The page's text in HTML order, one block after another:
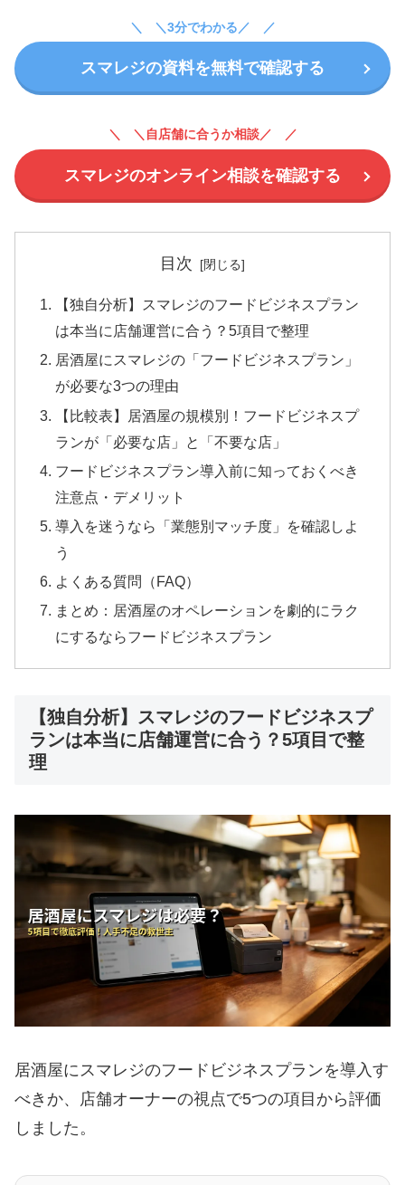
＼3分でわかる／
スマレジの資料を無料で確認する
＼自店舗に合うか相談／
スマレジのオンライン相談を確認する
目次
【独自分析】スマレジのフードビジネスプラン
は本当に店舗運営に合う？5項目で整理
居酒屋にスマレジの「フードビジネスプラン」
が必要な3つの理由
【比較表】居酒屋の規模別！フードビジネスプ
ランが「必要な店」と「不要な店」
フードビジネスプラン導入前に知っておくべき
注意点・デメリット
導入を迷うなら「業態別マッチ度」を確認しよ
う
よくある質問（FAQ）
まとめ：居酒屋のオペレーションを劇的にラク
にするならフードビジネスプラン
【独自分析】スマレジのフードビジネスプ
ランは本当に店舗運営に合う？5項目で整
理
居酒屋にスマレジのフードビジネスプランを導入す
べきか、店舗オーナーの視点で5つの項目から評価
しました。